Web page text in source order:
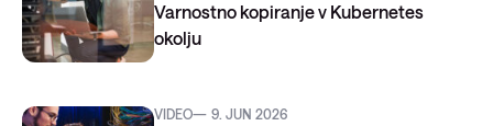
Varnostno kopiranje v Kubernetes
okolju
VIDEO 9. JUN 2026